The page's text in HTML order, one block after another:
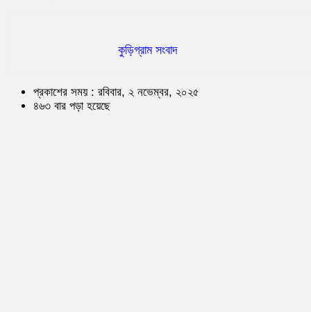
কুড়িগ্রাম সংবাদ
প্রকাশের সময় : রবিবার, ২ নভেম্বর, ২০২৫
৪৬৩ বার পড়া হয়েছে